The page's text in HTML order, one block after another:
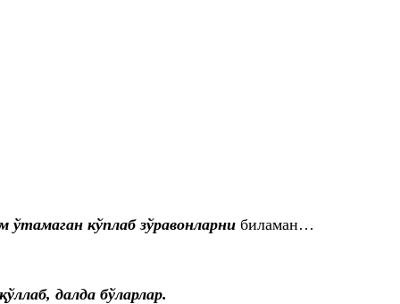
кўплаб зўравонларни биламан…
далда бўларлар.